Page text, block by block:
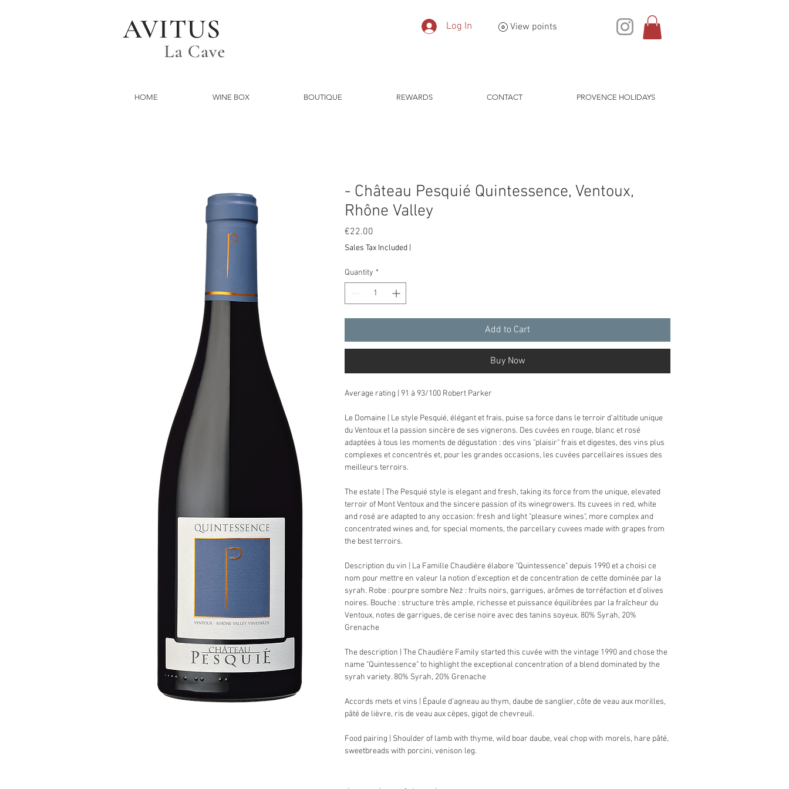
Log In View points
HOME WINE BOX BOUTIQUE REWARDS CONTACT PROVENCE HOLIDAYS
- Château Pesquié Quintessence, Ventoux,
Rhône Valley
€22.00
Sales Tax Included
Quantity *
Add to Cart
Buy Now
Average rating | 91 à 93/100 Robert Parker
Le Domaine | Le style Pesquié, élégant et frais, puise sa force dans le terroir d’altitude unique
du Ventoux et la passion sincère de ses vignerons. Des cuvées en rouge, blanc et rosé
adaptées à tous les moments de dégustation : des vins "plaisir" frais et digestes, des vins plus
complexes et concentrés et, pour les grandes occasions, les cuvées parcellaires issues des
meilleurs terroirs.
The estate | The Pesquié style is elegant and fresh, taking its force from the unique, elevated
terroir of Mont Ventoux and the sincere passion of its winegrowers. Its cuvees in red, white
and rosé are adapted to any occasion: fresh and light "pleasure wines", more complex and
concentrated wines and, for special moments, the parcellary cuvees made with grapes from
the best terroirs.
Description du vin | La Famille Chaudière élabore "Quintessence" depuis 1990 et a choisi ce
nom pour mettre en valeur la notion d'exception et de concentration de cette dominée par la
syrah. Robe : pourpre sombre Nez : fruits noirs, garrigues, arômes de torréfaction et d’olives
noires. Bouche : structure très ample, richesse et puissance équilibrées par la fraîcheur du
Ventoux, notes de garrigues, de cerise noire avec des tanins soyeux. 80% Syrah, 20%
Grenache
The description | The Chaudière Family started this cuvée with the vintage 1990 and chose the
name "Quintessence" to highlight the exceptional concentration of a blend dominated by the
syrah variety. 80% Syrah, 20% Grenache
Accords mets et vins | Épaule d’agneau au thym, daube de sanglier, côte de veau aux morilles,
pâté de lièvre, ris de veau aux cèpes, gigot de chevreuil.
Food pairing | Shoulder of lamb with thyme, wild boar daube, veal chop with morels, hare pâté,
sweetbreads with porcini, venison leg.